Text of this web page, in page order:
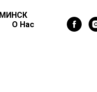
МИНСК
О Нас